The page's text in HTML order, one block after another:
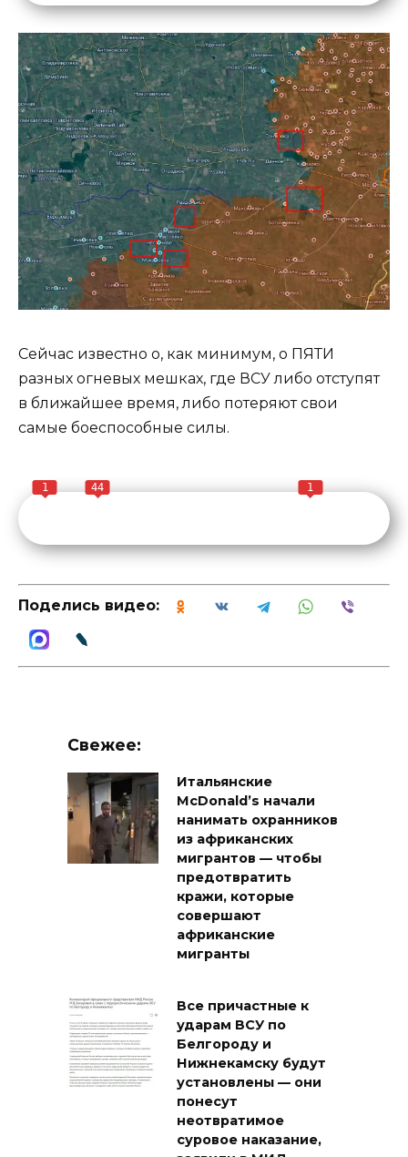
Сейчас известно о, как минимум, о ПЯТИ
разных огневых мешках, где ВСУ либо отступят
в ближайшее время, либо потеряют свои
самые боеспособные силы.
1 44 1
Поделись видео:
Свежее:
Итальянские
McDonald’s начали
нанимать охранников
из африканских
мигрантов — чтобы
предотвратить
кражи, которые
совершают
африканские
мигранты
Все причастные к
ударам ВСУ по
Белгороду и
Нижнекамску будут
установлены — они
понесут
неотвратимое
суровое наказание,